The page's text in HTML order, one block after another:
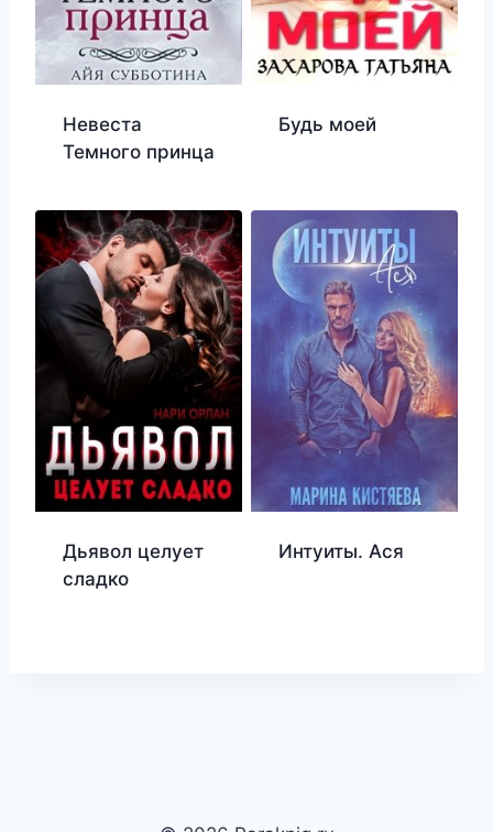
Невеста
Темного принца
Будь моей
Дьявол целует
сладко
Интуиты. Ася